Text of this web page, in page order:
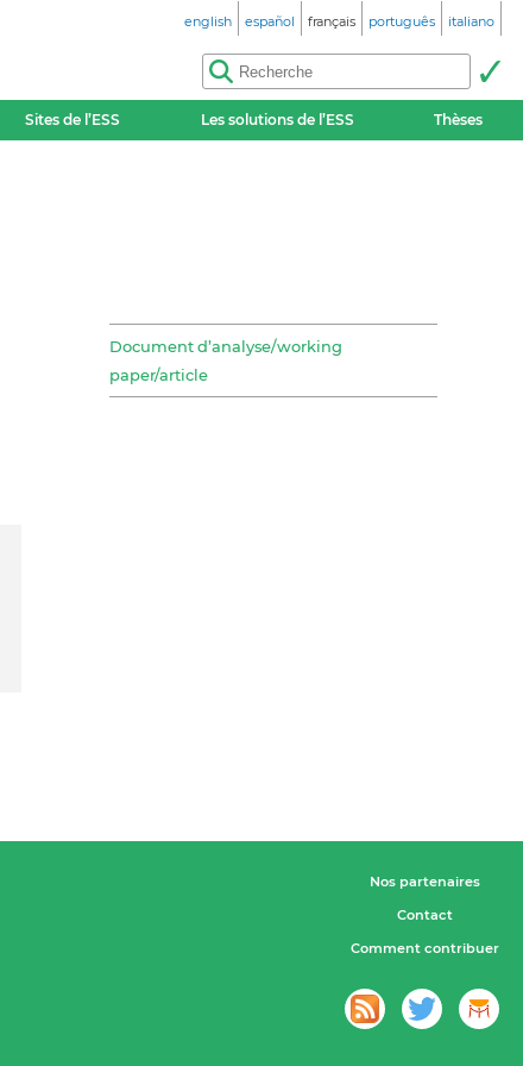
english español français português italiano
Sites de l’ESS Les solutions de l’ESS Thèses
Document d’analyse/working
paper/article
Nos partenaires
Contact
Comment contribuer